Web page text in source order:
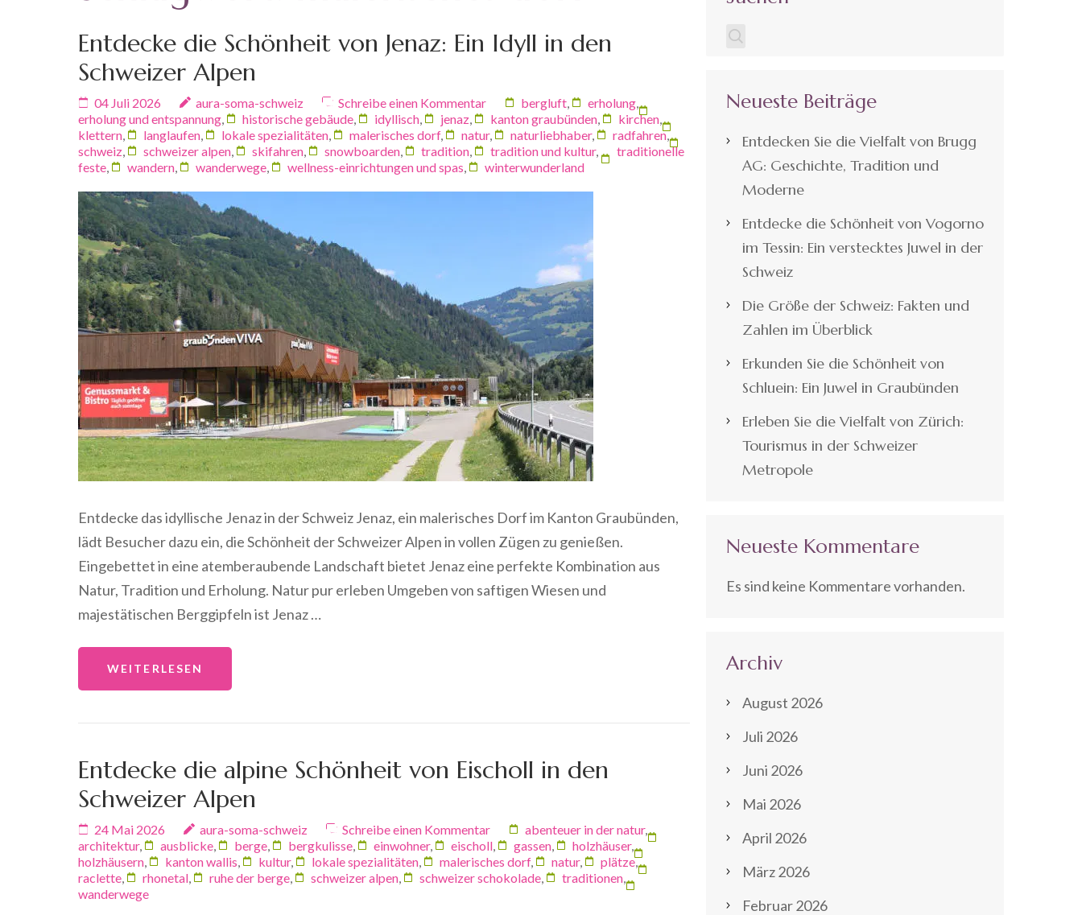
Entdecke die Schönheit von Jenaz: Ein Idyll in den
Schweizer Alpen
04 Juli 2026 aura-soma-schweiz Schreibe einen Kommentar bergluft erholung
erholung und entspannung
historische gebäude idyllisch jenaz kanton graubünden kirchen
klettern
langlaufen lokale spezialitäten malerisches dorf, natur, naturliebhaber, radfahren,
schweiz
schweizer alpen skifahren snowboarden tradition tradition und kultur,
traditionelle
feste
wandern wanderwege wellness-einrichtungen und spas winterwunderland
Entdecke das idyllische Jenaz in der Schweiz Jenaz, ein malerisches Dorf im Kanton Graubünden,
lädt Besucher dazu ein, die Schönheit der Schweizer Alpen in vollen Zügen zu genießen.
Eingebettet in eine atemberaubende Landschaft bietet Jenaz eine perfekte Kombination aus
Natur, Tradition und Erholung. Natur pur erleben Umgeben von saftigen Wiesen und
majestätischen Berggipfeln ist Jenaz …
WEITERLESEN
Entdecke die alpine Schönheit von Eischoll in den
Schweizer Alpen
24 Mai 2026 aura-soma-schweiz Schreibe einen Kommentar abenteuer in der natur,
architektur, ausblicke berge bergkulisse einwohner, eischoll gassen holzhäuser,
holzhäusern
kanton wallis kultur, lokale spezialitäten malerisches dorf, natur, plätze,
raclette
rhonetal ruhe der berge schweizer alpen schweizer schokolade traditionen
wanderwege
Neueste Beiträge
Entdecken Sie die Vielfalt von Brugg
AG: Geschichte, Tradition und
Moderne
Entdecke die Schönheit von Vogorno
im Tessin: Ein verstecktes Juwel in der
Schweiz
Die Größe der Schweiz: Fakten und
Zahlen im Überblick
Erkunden Sie die Schönheit von
Schluein: Ein Juwel in Graubünden
Erleben Sie die Vielfalt von Zürich:
Tourismus in der Schweizer
Metropole
Neueste Kommentare
Es sind keine Kommentare vorhanden.
Archiv
August 2026
Juli 2026
Juni 2026
Mai 2026
April 2026
März 2026
Februar 2026